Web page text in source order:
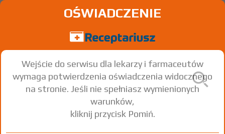
®150; -300; -500
OŚWIADCZENIE
Wejście do serwisu dla lekarzy i farmaceutów
wymaga potwierdzenia oświadczenia widocznego
na stronie. Jeśli nie spełniasz wymienionych
warunków,
kliknij przycisk Pomiń.